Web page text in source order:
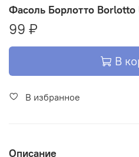
Фасоль Борлотто
99 ₽
В
В избранное
Описание